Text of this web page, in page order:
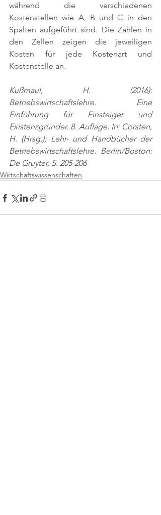
während die verschiedenen
Kostenstellen wie A, B und C in den
Spalten aufgeführt sind. Die Zahlen in
den Zellen zeigen die jeweiligen
Kosten für jede Kostenart und
Kostenstelle an.
Kußmaul, H. (2016):
Betriebswirtschaftslehre. Eine
Einführung für Einsteiger und
Existenzgründer. 8. Auflage. In: Corsten,
H. (Hrsg.): Lehr- und Handbücher der
Betriebswirtschaftslehre. Berlin/Boston:
De Gruyter, S. 205-206
Wirtschaftswissenschaften